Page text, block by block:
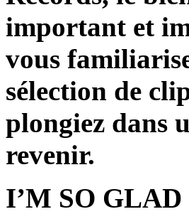
important et
vous
sélection de
plongiez dans
revenir.
I’M SO